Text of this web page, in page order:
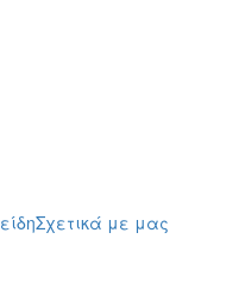
Σχετικά με μας